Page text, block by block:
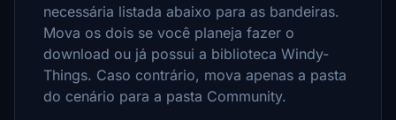
necessária listada abaixo para as bandeiras.
Mova os dois se você planeja fazer o
download ou já possui a biblioteca Windy-
Things. Caso contrário, mova apenas a pasta
do cenário para a pasta Community.